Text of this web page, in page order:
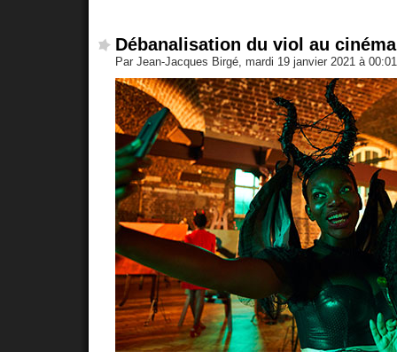
Débanalisation du viol au cinéma
Par Jean-Jacques Birgé, mardi 19 janvier 2021 à